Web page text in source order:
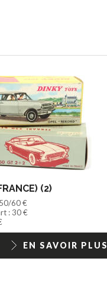
(2)
60 €
: 30 €
EN SAVOIR PLUS